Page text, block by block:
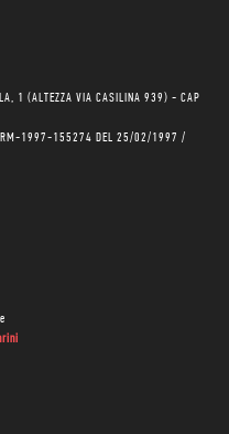
1 (ALTEZZA VIA CASILINA 939) - CAP
RM-1997-155274 DEL 25/02/1997 /